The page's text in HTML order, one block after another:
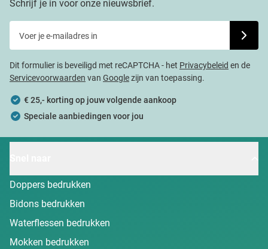
Schrijf je in voor onze nieuwsbrief.
Dit formulier is beveiligd met reCAPTCHA - het Privacybeleid en de
Servicevoorwaarden van Googlezijn van toepassing.
€ 25,- korting op jouw volgende aankoop
Speciale aanbiedingen voor jou
Doppers bedrukken
Bidons bedrukken
Waterflessen bedrukken
Mokken bedrukken